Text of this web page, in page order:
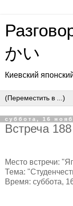
かい
Киевский
суббота, 16
Встреча
Место встречи:
Тема:
Время: суббота,